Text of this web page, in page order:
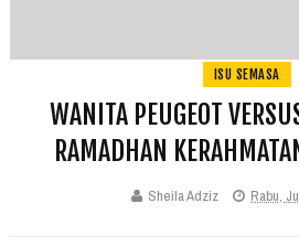
ISU SEMASA
WANITA PEUGEOT
RAMADHAN
Sheila Adziz Rabu,